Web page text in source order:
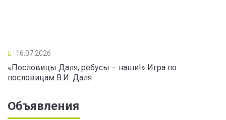
16.07.2026
«Пословицы Даля, ребусы – наши!» Игра по
пословицам В.И. Даля
Объявления